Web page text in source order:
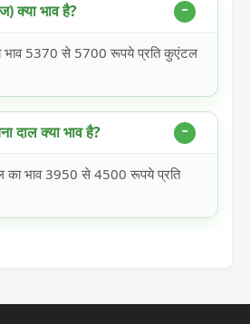
क्या भाव है?
भाव 5370 से 5700 रूपये प्रति कुएंटल
दाल क्या भाव है?
का भाव 3950 से 4500 रूपये प्रति